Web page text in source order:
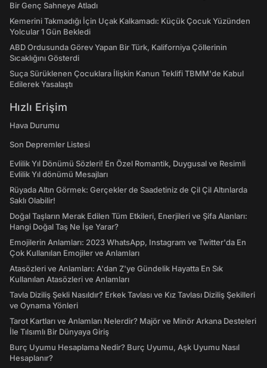
Bir Genç Sahneye Atladı
Kemerini Takmadığı İçin Uçak Kalkamadı: Küçük Çocuk Yüzünden
Yolcular 1 Gün Bekledi
ABD Ordusunda Görev Yapan Bir Türk, Kaliforniya Çöllerinin
Sıcaklığını Gösterdi
Suça Sürüklenen Çocuklara İlişkin Kanun Teklifi TBMM'de Kabul
Edilerek Yasalaştı
Hızlı Erişim
Hava Durumu
Son Depremler Listesi
Evlilik Yıl Dönümü Sözleri! En Özel Romantik, Duygusal ve Resimli
Evlilik Yıl dönümü Mesajları
Rüyada Altın Görmek: Gerçekler de Saadetiniz de Çil Çil Altınlarda
Saklı Olabilir!
Doğal Taşların Merak Edilen Tüm Etkileri, Enerjileri ve Şifa Alanları:
Hangi Doğal Taş Ne İşe Yarar?
Emojilerin Anlamları: 2023 WhatsApp, Instagram ve Twitter'da En
Çok Kullanılan Emojiler ve Anlamları
Atasözleri ve Anlamları: A'dan Z'ye Gündelik Hayatta En Sık
Kullanılan Atasözleri ve Anlamları
Tavla Diziliş Şekli Nasıldır? Erkek Tavlası ve Kız Tavlası Diziliş Şekilleri
ve Oynama Yönleri
Tarot Kartları ve Anlamları Nelerdir? Majör ve Minör Arkana Desteleri
İle Tılsımlı Bir Dünyaya Giriş
Burç Uyumu Hesaplama Nedir? Burç Uyumu, Aşk Uyumu Nasıl
Hesaplanır?